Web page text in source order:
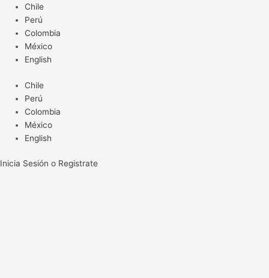
contenido
Chile
Perú
Colombia
México
English
Chile
Perú
Colombia
México
English
Inicia Sesión o Registrate